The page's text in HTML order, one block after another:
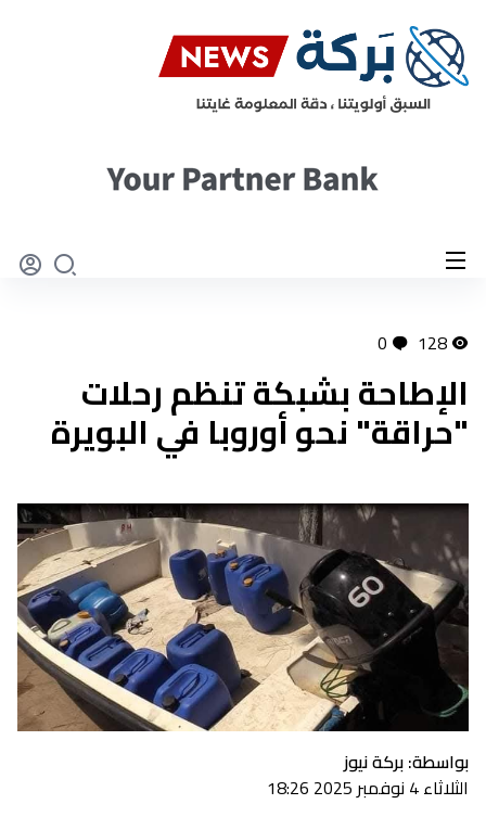
128
0
الإطاحة بشبكة تنظم رحلات
"حراقة" نحو أوروبا في البويرة
بواسطة: بركة نيوز
الثلاثاء 4 نوفمبر 2025 18:26